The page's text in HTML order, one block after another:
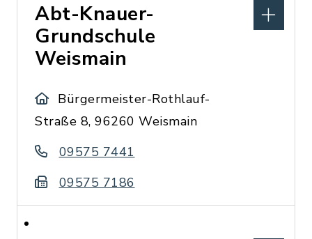
Abt-Knauer-
Grundschule
Weismain
Bürgermeister-Rothlauf-
Straße 8, 96260 Weismain
09575 7441
09575 7186